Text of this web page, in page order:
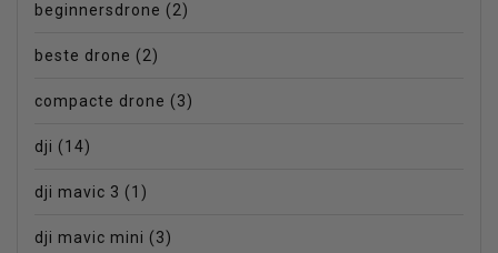
beginnersdrone (2)
beste drone (2)
compacte drone (3)
dji (14)
dji mavic 3 (1)
dji mavic mini (3)